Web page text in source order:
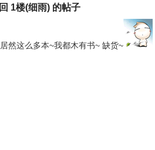
回 1楼(细雨) 的帖子
居然这么多本~我都木有书~ 缺货~